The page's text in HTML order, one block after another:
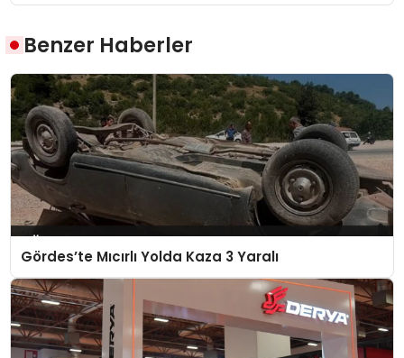
Benzer Haberler
Gördes’te Mıcırlı Yolda Kaza 3 Yaralı